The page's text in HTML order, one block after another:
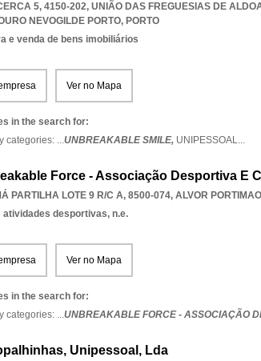
5, 4150-202, UNIÃO DAS FREGUESIAS DE
NEVOGILDE PORTO, PORTO
e venda de bens imobiliários
Ver no Mapa
in the search for:
categories: ...UNBREAKABLE SMILE, UNIPESSOAL...
Force - Associação Desportiva E
PARTILHA LOTE 9 R/C A, 8500-074, ALVOR PORTIMAO
atividades desportivas, n.e.
Ver no Mapa
in the search for:
categories: ...UNBREAKABLE FORCE - ASSOCIAÇÃO
Unipessoal, Lda